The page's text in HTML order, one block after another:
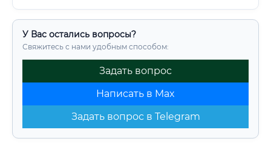
У Вас остались вопросы?
Свяжитесь с нами удобным способом:
Задать вопрос
Написать в Max
Задать вопрос в Telegram